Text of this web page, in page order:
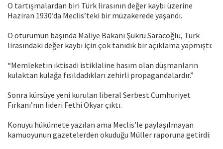
O tartışmalardan biri Türk lirasının değer kaybı üzerine
Haziran 1930’da Meclis’teki bir müzakerede yaşandı.
O oturumun başında Maliye Bakanı Şükrü Saracoğlu, Türk
lirasındaki değer kaybı için çok tanıdık bir açıklama yapmıştı:
“Memleketin iktisadi istiklaline hasım olan düşmanların
kulaktan kulağa fısıldadıkları zehirli propagandalardır.”
Sonra kürsüye yeni kurulan liberal Serbest Cumhuriyet
Fırkanı’nın lideri Fethi Okyar çıktı.
Konuyu hükümete yazılan ama Meclis’le paylaşılmayan
kamuoyunun gazetelerden okuduğu Müller raporuna getirdi: